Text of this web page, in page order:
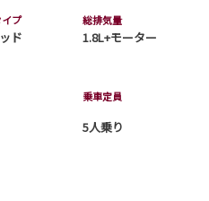
プ
ド
総排気量
1.8L+モーター
乗車定員
5人乗り